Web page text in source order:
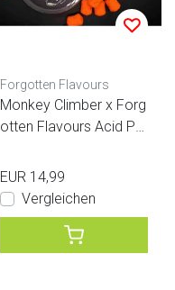
Forgotten Flavours
Monkey Climber x Forg
otten Flavours Acid P
EUR 14,99
Vergleichen